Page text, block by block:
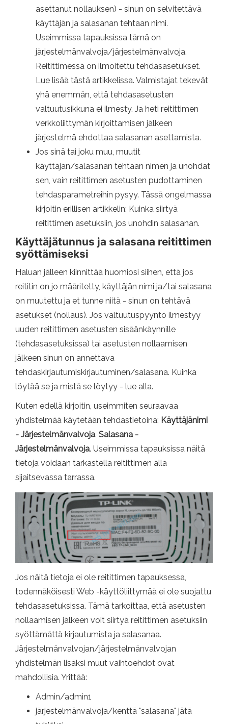
asettanut nollauksen) - sinun on selvitettävä
käyttäjän ja salasanan tehtaan nimi.
Useimmissa tapauksissa tämä on
järjestelmänvalvoja/järjestelmänvalvoja.
Reitittimessä on ilmoitettu tehdasasetukset.
Lue lisää tästä artikkelissa. Valmistajat tekevät
yhä enemmän, että tehdasasetusten
valtuutusikkuna ei ilmesty. Ja heti reitittimen
verkkoliittymän kirjoittamisen jälkeen
järjestelmä ehdottaa salasanan asettamista.
Jos sinä tai joku muu, muutit
käyttäjän/salasanan tehtaan nimen ja unohdat
sen, vain reitittimen asetusten pudottaminen
tehdasparametreihin pysyy. Tässä ongelmassa
kirjoitin erillisen artikkelin: Kuinka siirtyä
reitittimen asetuksiin, jos unohdin salasanan.
Käyttäjätunnus ja salasana reitittimen
syöttämiseksi
Haluan jälleen kiinnittää huomiosi siihen, että jos
reititin on jo määritetty, käyttäjän nimi ja/tai salasana
on muutettu ja et tunne niitä - sinun on tehtävä
asetukset (nollaus). Jos valtuutuspyyntö ilmestyy
uuden reitittimen asetusten sisäänkäynnille
(tehdasasetuksissa) tai asetusten nollaamisen
jälkeen sinun on annettava
tehdaskirjautumiskirjautuminen/salasana. Kuinka
löytää se ja mistä se löytyy - lue alla.
Kuten edellä kirjoitin, useimmiten seuraavaa
yhdistelmää käytetään tehdastietoina: Käyttäjänimi
- Järjestelmänvalvoja. Salasana -
Järjestelmänvalvoja. Useimmissa tapauksissa näitä
tietoja voidaan tarkastella reitittimen alla
sijaitsevassa tarrassa.
Jos näitä tietoja ei ole reitittimen tapauksessa,
todennäköisesti Web -käyttöliittymää ei ole suojattu
tehdasasetuksissa. Tämä tarkoittaa, että asetusten
nollaamisen jälkeen voit siirtyä reitittimen asetuksiin
syöttämättä kirjautumista ja salasanaa.
Järjestelmänvalvojan/järjestelmänvalvojan
yhdistelmän lisäksi muut vaihtoehdot ovat
mahdollisia. Yrittää:
Admin/admin1
järjestelmänvalvoja/kenttä "salasana" jätä